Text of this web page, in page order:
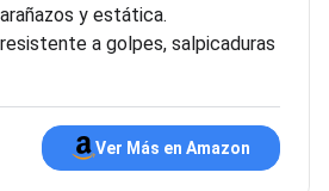
y estática.
a golpes, salpicaduras
Ver Más en Amazon